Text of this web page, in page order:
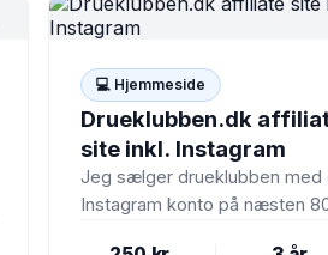
💻 Hjemmeside
Drueklubben.dk
site inkl. Instagram
Jeg sælger drueklubben med
Instagram konto på næsten